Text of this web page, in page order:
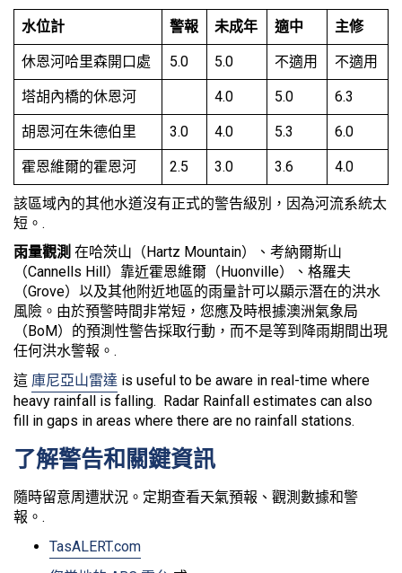
水位計 警報 未成年 適中 主修
休恩河哈里森開口處 5.0 5.0 不適用 不適用
塔胡內橋的休恩河 4.0 5.0 6.3
胡恩河在朱德伯里 3.0 4.0 5.3 6.0
霍恩維爾的霍恩河 2.5 3.0 3.6 4.0
該區域內的其他水道沒有正式的警告級別，因為河流系統太
短。.
雨量觀測 在哈茨山（Hartz Mountain）、考納爾斯山
（Cannells Hill）靠近霍恩維爾（Huonville）、格羅夫
（Grove）以及其他附近地區的雨量計可以顯示潛在的洪水
風險。由於預警時間非常短，您應及時根據澳洲氣象局
（BoM）的預測性警告採取行動，而不是等到降雨期間出現
任何洪水警報。.
這 庫尼亞山雷達 is useful to be aware in real-time where
heavy rainfall is falling. Radar Rainfall estimates can also
fill in gaps in areas where there are no rainfall stations.
了解警告和關鍵資訊
隨時留意周遭狀況。定期查看天氣預報、觀測數據和警
報。.
TasALERT.com